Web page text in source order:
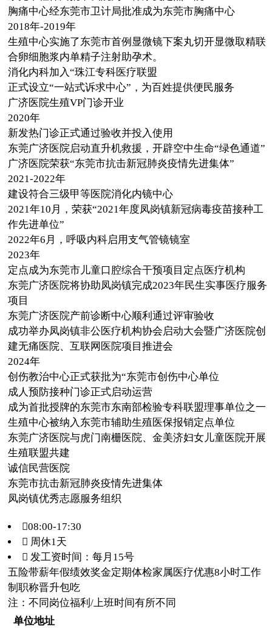
胸痛中心经东莞市卫计局批准成为东莞市胸痛中心
2018年-2019年
生殖中心实施了东莞市首例显微镜下案丸切开显微取精联
合卵细胞浆内单精子注射助孕术。
消化内科加入“珠江专科医疗联盟
正式设立“一站式诉求中心”，为百姓提供便民服务
广济医院生殖VP门诊开业
2020年
新发热门诊正式通过验收并投入使用
东莞广济医院启动直升机救援，开辟空中生命“绿色通道”
广济医院荣获“东莞市抗击新冠肺炎疫情先进集体”
2021-2022年
建设符合三级甲等医院消化内镜中心
2021年10月，荣获“2021年度凤岗镇新冠病毒疫苗接种工
作先进单位”
2022年6月，呼吸内科启用支气管镜镜室
2023年
定点成为东莞市儿童口腔综合干预项目定点医疗机构
东莞广济医院将协助凤岗镇完成2023年民生实事医疗服务
项目
东莞广济医院产前诊断中心顺利通过评审验收
成功举办凤岗镇非公医疗机构协会启动大会暨广济医院创
建无痛医院、互联网医院项目推进会
2024年
创伤教治中心正式获批为“东莞市创伤中心单位
成人预防接种门诊正式启动运营
成为首批授牌的东莞市东南部检验专科联盟理事单位之一
生殖中心被纳入东莞市辅助生殖医保报销定点单位
东莞广济医院与虎门南栅医院、金美济妇女儿童医院开展
生殖联盟共建
诚信民营医院
东莞市抗击新冠肺炎疫情先进集体
凤岗镇优秀志愿服务组织
08:00-17:30
 周休1天
 发工资时间：每月15号
五险带薪年假绩效奖金定期体检家属医疗优惠8小时工作
制 职称晋升包吃
注：不同岗位福利/上班时间有所不同
单位地址